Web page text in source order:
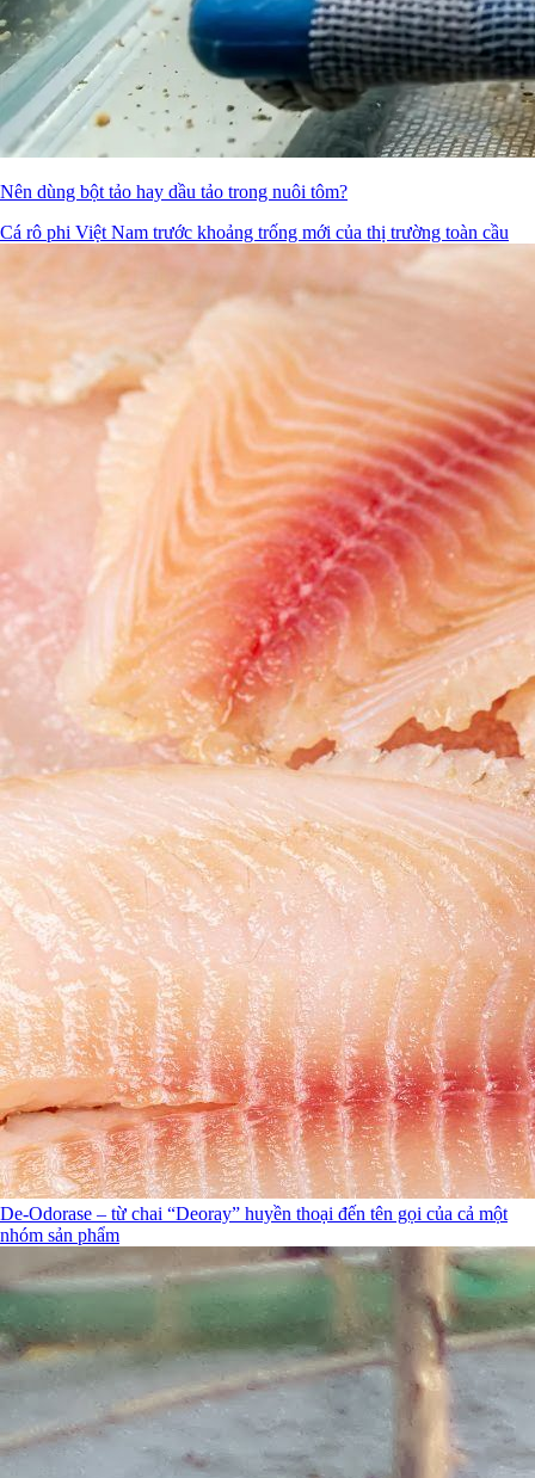
Nên dùng bột tảo hay dầu tảo trong nuôi tôm?
Cá rô phi Việt Nam trước khoảng trống mới của thị trường toàn cầu
De-Odorase – từ chai “Deoray” huyền thoại đến tên gọi của cả một
nhóm sản phẩm